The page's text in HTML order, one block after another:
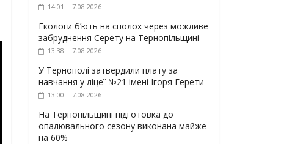
14:01 | 7.08.2026
Екологи б’ють на сполох через можливе
забруднення Серету на Тернопільщині
13:38 | 7.08.2026
У Тернополі затвердили плату за
навчання у ліцеї №21 імені Ігоря Герети
13:00 | 7.08.2026
На Тернопільщині підготовка до
опалювального сезону виконана майже
на 60%